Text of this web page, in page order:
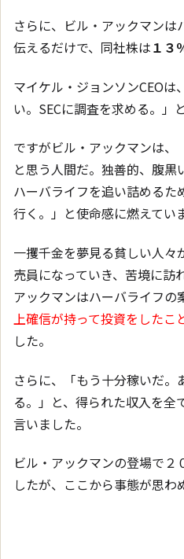
さらに、ビル・アックマンは
伝えるだけで、同社株は１３
マイケル・ジョンソンCEOは
い。SECに調査を求める。」
ですがビル・アックマンは、
と思う人間だ。独善的、腹黒
ハーバライフを追い詰めるた
行く。」と使命感に燃えてい
一攫千金を夢見る貧しい人々
売員になっていき、苦境に訪
アックマンはハーバライフの
上確信が持って投資をしたこ
した。
さらに、「もう十分稼いだ。
る。」と、得られた収入を全
言いました。
ビル・アックマンの登場で２
したが、ここから事態が思わ